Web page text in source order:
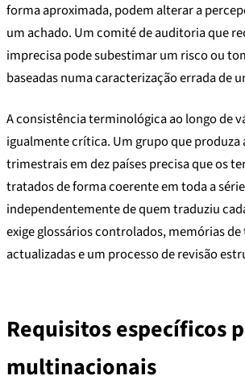
forma aproximada, podem alterar a
um achado. Um comité de auditoria que
imprecisa pode subestimar um risco ou
baseadas numa caracterização errada de
A consistência terminológica ao longo de
igualmente crítica. Um grupo que
trimestrais em dez países precisa que os
tratados de forma coerente em toda a
independentemente de quem traduziu
exige glossários controlados, memórias
actualizadas e um processo de revisão
Requisitos específicos
multinacionais